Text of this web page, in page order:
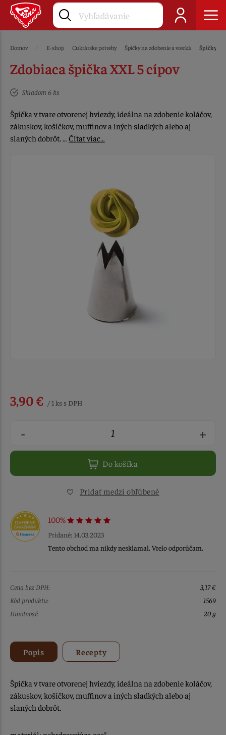
Domov E-shop Cukrárske potreby Špičky na zdobenie a vrecká Špičky
Zdobiaca špička XXL 5 cípov
Skladom 6 ks
Špička v tvare otvorenej hviezdy, ideálna na zdobenie koláčov,
zákuskov, košíčkov, muffinov a iných sladkých alebo aj
slaných dobrôt. … Čítať viac…
3,90 € / 1 ks s DPH
- +
Do košíka
Pridať medzi obľúbené
100%
Pridané: 14.03.2023
Tento obchod ma nikdy nesklamal. Vrelo odporúčam.
Cena bez DPH:
3,17 €
Kód produktu:
1569
Hmotnosť:
20 g
Popis Recepty
Špička v tvare otvorenej hviezdy, ideálna na zdobenie koláčov,
zákuskov, košíčkov, muffinov a iných sladkých alebo aj
slaných dobrôt.